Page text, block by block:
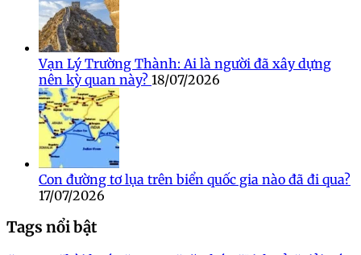
Vạn Lý Trường Thành: Ai là người đã xây dựng
nên kỳ quan này? 18/07/2026
Con đường tơ lụa trên biển quốc gia nào đã đi qua?
17/07/2026
Tags nổi bật